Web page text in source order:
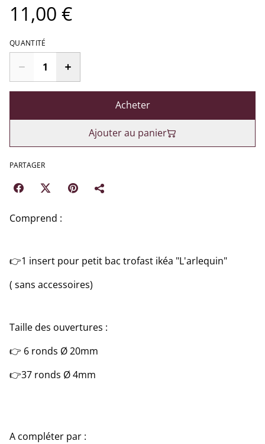
11,00 €
QUANTITÉ
Acheter
Ajouter au panier
PARTAGER
Comprend :
👉1 insert pour petit bac trofast ikéa "L'arlequin"
( sans accessoires)
Taille des ouvertures :
👉 6 ronds Ø 20mm
👉37 ronds Ø 4mm
A compléter par :